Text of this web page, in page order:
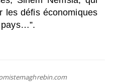
les défis économiques